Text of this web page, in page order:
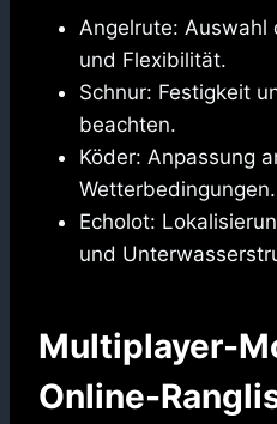
Angelrute: Auswahl
und Flexibilität.
Schnur: Festigkeit
beachten.
Köder: Anpassung
Wetterbedingungen.
Echolot:
und
Multiplayer-
Online-